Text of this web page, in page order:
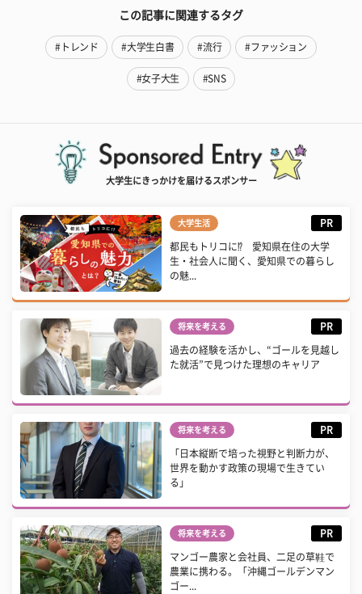
この記事に関連するタグ
#トレンド #大学生白書 #流行 #ファッション
#女子大生 #SNS
大学生にきっかけを届けるスポンサー
大学生活 PR
都民もトリコに⁉ 愛知県在住の大学
生・社会人に聞く、愛知県での暮らし
の魅...
将来を考える PR
過去の経験を活かし、“ゴールを見越し
た就活”で見つけた理想のキャリア
将来を考える PR
「日本縦断で培った視野と判断力が、
世界を動かす政策の現場で生きてい
る」
将来を考える PR
マンゴー農家と会社員、二足の草鞋で
農業に携わる。「沖縄ゴールデンマン
ゴー...